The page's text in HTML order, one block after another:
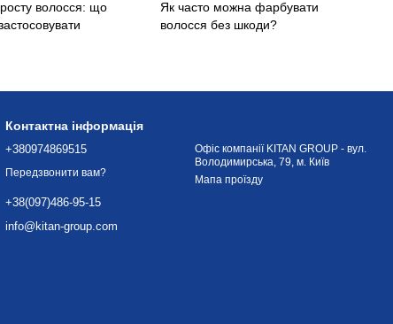
волосся: що
Як часто можна фарбувати
волосся без шкоди?
Контактна інформація
+380974869515
Передзвонити вам?
+38(097)486-95-15
info@kitan-group.com
Офіс компанії KITAN GROUP - вул.
Володимирська, 79, м. Київ
Мапа проїзду